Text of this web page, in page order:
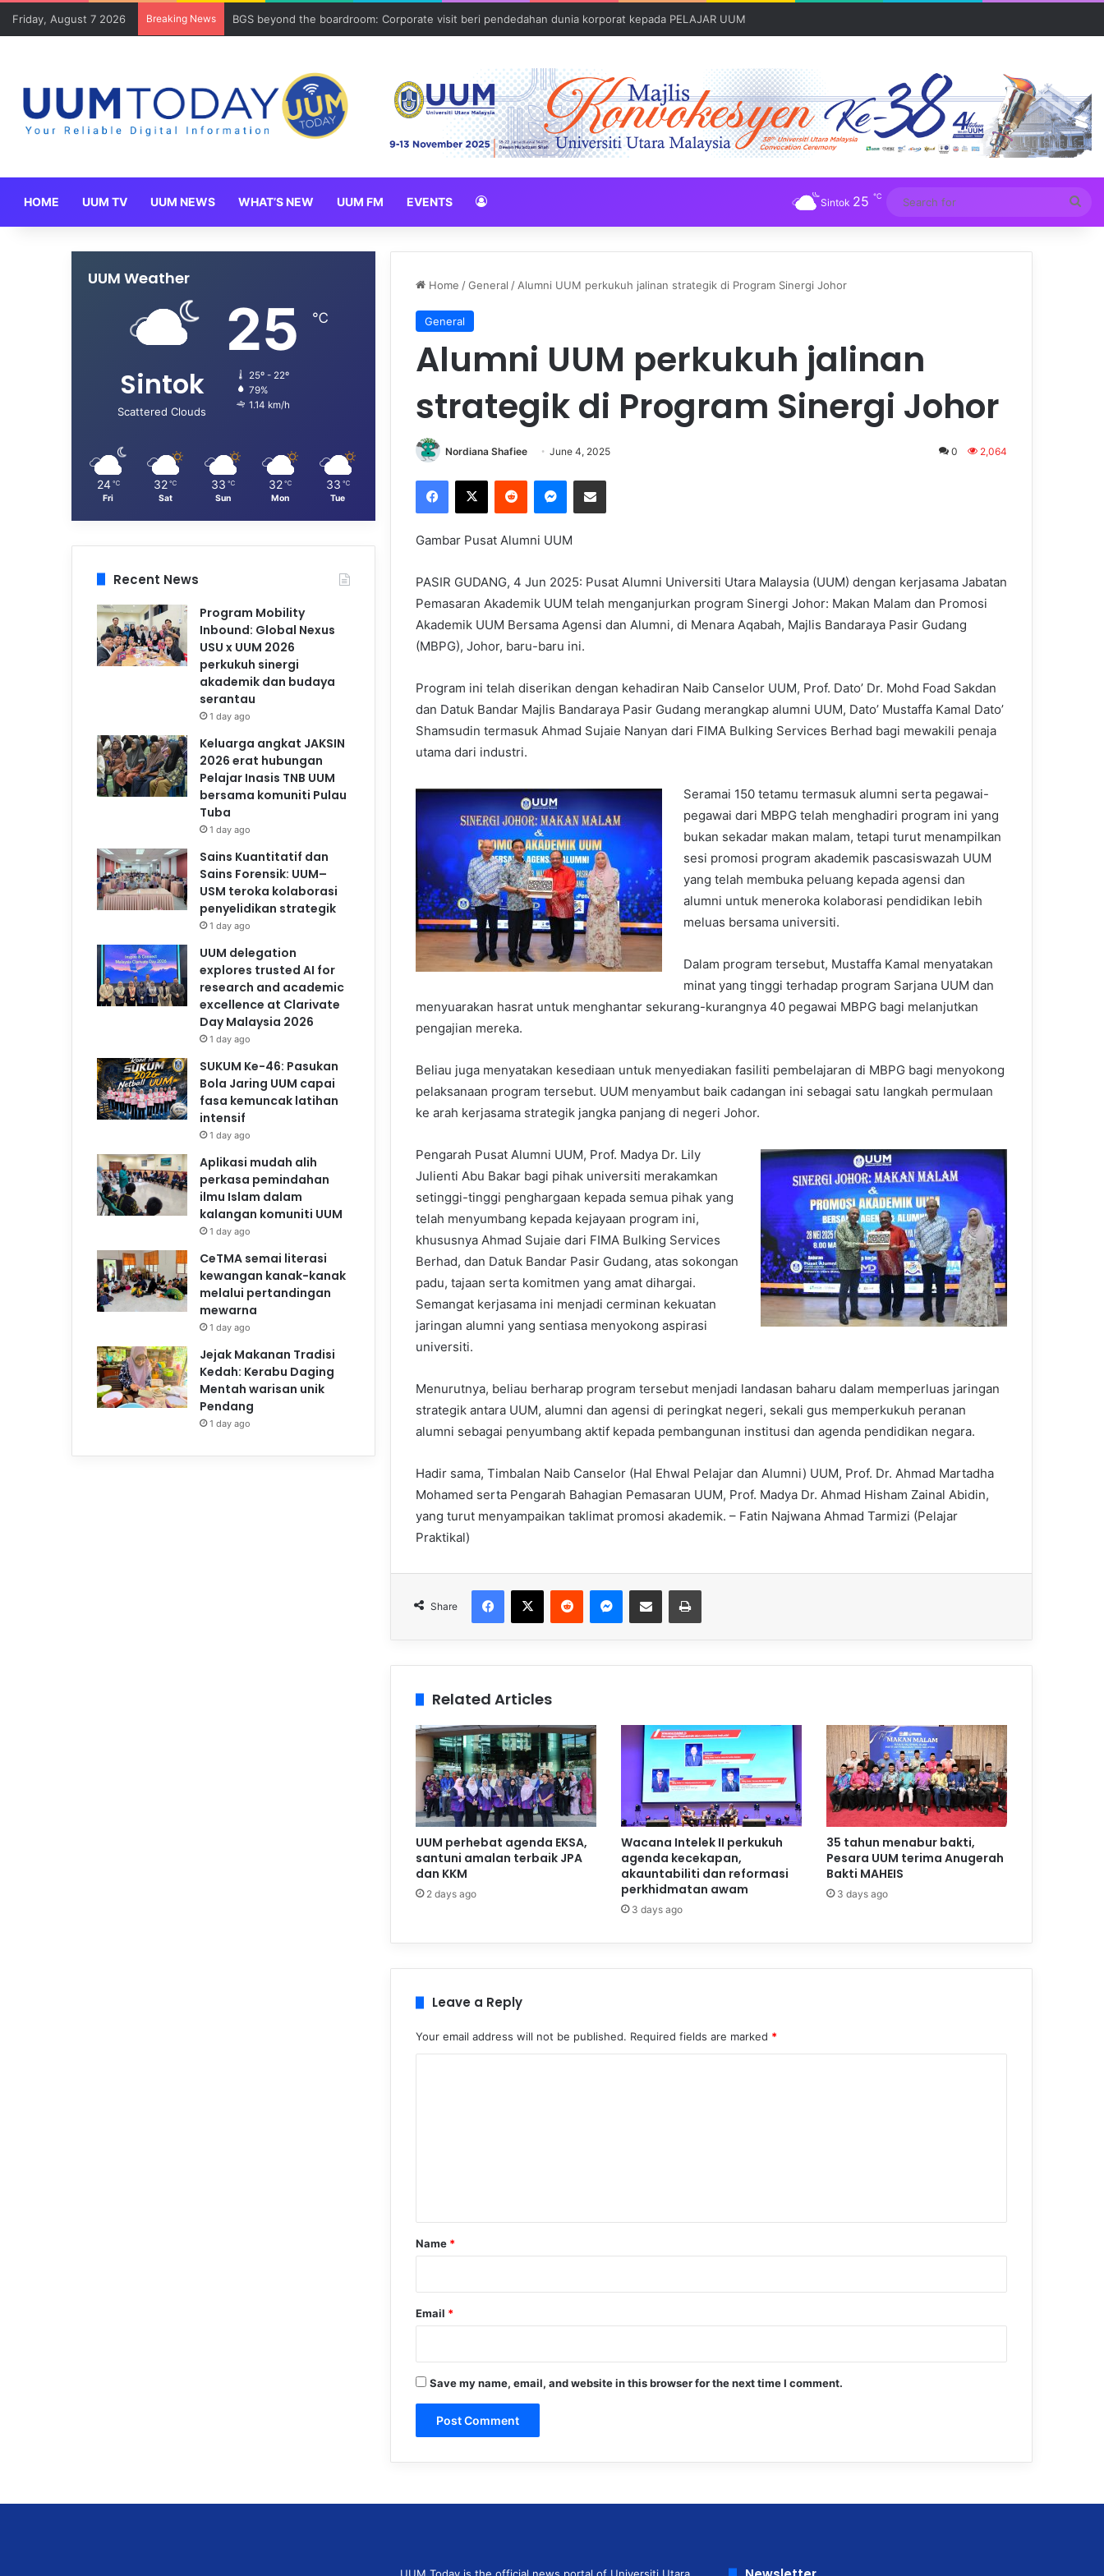
Friday, August 7 2026 Breaking News BGS beyond the boardroom: Corporate visit beri pendedahan dunia korporat kepada PELAJAR UUM
HOME UUM TV UUM NEWS WHAT’S NEW UUM FM EVENTS Sintok 25 ℃
for
Home /General / Alumni UUM perkukuh jalinan strategik di Program Sinergi Johor
General
Alumni UUM perkukuh jalinan
strategik di Program Sinergi Johor
Nordiana Shafiee June 4, 2025 0 2,064
Gambar Pusat Alumni UUM
PASIR GUDANG, 4 Jun 2025: Pusat Alumni Universiti Utara Malaysia (UUM) dengan kerjasama Jabatan
Pemasaran Akademik UUM telah menganjurkan program Sinergi Johor: Makan Malam dan Promosi
Akademik UUM Bersama Agensi dan Alumni, di Menara Aqabah, Majlis Bandaraya Pasir Gudang
(MBPG), Johor, baru-baru ini.
Program ini telah diserikan dengan kehadiran Naib Canselor UUM, Prof. Dato’ Dr. Mohd Foad Sakdan
dan Datuk Bandar Majlis Bandaraya Pasir Gudang merangkap alumni UUM, Dato’ Mustaffa Kamal Dato’
Shamsudin termasuk Ahmad Sujaie Nanyan dari FIMA Bulking Services Berhad bagi mewakili penaja
utama dari industri.
Seramai 150 tetamu termasuk alumni serta pegawai-
pegawai dari MBPG telah menghadiri program ini yang
bukan sekadar makan malam, tetapi turut menampilkan
sesi promosi program akademik pascasiswazah UUM
yang telah membuka peluang kepada agensi dan
alumni untuk meneroka kolaborasi pendidikan lebih
meluas bersama universiti.
Dalam program tersebut, Mustaffa Kamal menyatakan
minat yang tinggi terhadap program Sarjana UUM dan
menyuarakan hasrat untuk menghantar sekurang-kurangnya 40 pegawai MBPG bagi melanjutkan
pengajian mereka.
Beliau juga menyatakan kesediaan untuk menyediakan fasiliti pembelajaran di MBPG bagi menyokong
pelaksanaan program tersebut. UUM menyambut baik cadangan ini sebagai satu langkah permulaan
ke arah kerjasama strategik jangka panjang di negeri Johor.
Pengarah Pusat Alumni UUM, Prof. Madya Dr. Lily
Julienti Abu Bakar bagi pihak universiti merakamkan
setinggi-tinggi penghargaan kepada semua pihak yang
telah menyumbang kepada kejayaan program ini,
khususnya Ahmad Sujaie dari FIMA Bulking Services
Berhad, dan Datuk Bandar Pasir Gudang, atas sokongan
padu, tajaan serta komitmen yang amat dihargai.
Semangat kerjasama ini menjadi cerminan kekuatan
jaringan alumni yang sentiasa menyokong aspirasi
universiti.
Menurutnya, beliau berharap program tersebut menjadi landasan baharu dalam memperluas jaringan
strategik antara UUM, alumni dan agensi di peringkat negeri, sekali gus memperkukuh peranan
alumni sebagai penyumbang aktif kepada pembangunan institusi dan agenda pendidikan negara.
Hadir sama, Timbalan Naib Canselor (Hal Ehwal Pelajar dan Alumni) UUM, Prof. Dr. Ahmad Martadha
Mohamed serta Pengarah Bahagian Pemasaran UUM, Prof. Madya Dr. Ahmad Hisham Zainal Abidin,
yang turut menyampaikan taklimat promosi akademik. – Fatin Najwana Ahmad Tarmizi (Pelajar
Praktikal)
Share
Related Articles
UUM perhebat agenda EKSA,
santuni amalan terbaik JPA
dan KKM
2 days ago
Wacana Intelek II perkukuh
agenda kecekapan,
akauntabiliti dan reformasi
perkhidmatan awam
3 days ago
35 tahun menabur bakti,
Pesara UUM terima Anugerah
Bakti MAHEIS
3 days ago
Leave a Reply
Your email address will not be published. Required fields are marked *
*
Name *
Email *
Save my name, email, and website in this browser for the next time I comment.
UUM Weather
Sintok
Scattered Clouds
25 ℃
25º - 22º
79%
1.14 km/h
24 ℃
Fri
32 ℃
Sat
33 ℃
Sun
32 ℃
Mon
33 ℃
Tue
Recent News
Program Mobility
Inbound: Global Nexus
USU x UUM 2026
perkukuh sinergi
akademik dan budaya
serantau
1 day ago
Keluarga angkat JAKSIN
2026 erat hubungan
Pelajar Inasis TNB UUM
bersama komuniti Pulau
Tuba
1 day ago
Sains Kuantitatif dan
Sains Forensik: UUM–
USM teroka kolaborasi
penyelidikan strategik
1 day ago
UUM delegation
explores trusted AI for
research and academic
excellence at Clarivate
Day Malaysia 2026
1 day ago
SUKUM Ke-46: Pasukan
Bola Jaring UUM capai
fasa kemuncak latihan
intensif
1 day ago
Aplikasi mudah alih
perkasa pemindahan
ilmu Islam dalam
kalangan komuniti UUM
1 day ago
CeTMA semai literasi
kewangan kanak-kanak
melalui pertandingan
mewarna
1 day ago
Jejak Makanan Tradisi
Kedah: Kerabu Daging
Mentah warisan unik
Pendang
1 day ago